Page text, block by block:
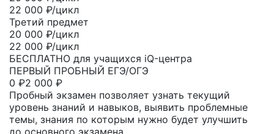
22 000 ₽/цикл
Третий предмет
20 000 ₽/цикл
22 000 ₽/цикл
БЕСПЛАТНО для учащихся iQ-центра
ПЕРВЫЙ ПРОБНЫЙ ЕГЭ/ОГЭ
0 ₽2 000 ₽
Пробный экзамен позволяет узнать текущий
уровень знаний и навыков, выявить проблемные
темы, знания по которым нужно будет улучшить
до основного экзамена.